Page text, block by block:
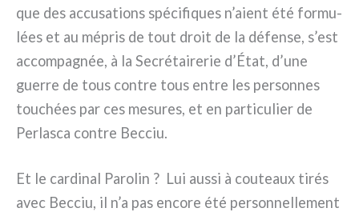
que des accu­sa­tions spé­ci­fi­ques n’aient été for­mu­
lées et au mépris de tout droit de la défen­se, s’est
accom­pa­gnée, à la Secrétairerie d’État, d’une
guer­re de tous con­tre tous entre les per­son­nes
tou­chées par ces mesu­res, et en par­ti­cu­lier de
Perlasca con­tre Becciu.
Et le car­di­nal Parolin ? Lui aus­si à cou­teaux tirés
avec Becciu, il n’a pas enco­re été per­son­nel­le­ment